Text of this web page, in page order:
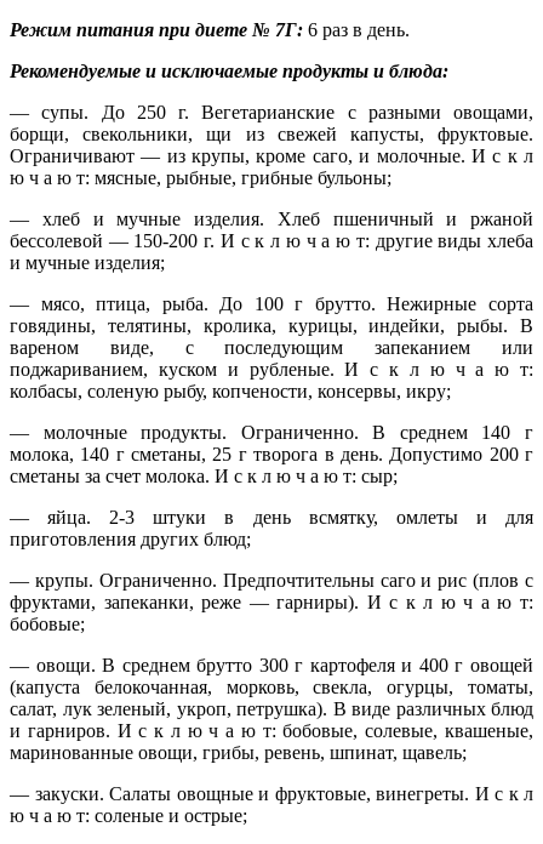
Режим питания при диете № 7Г: 6 раз в день.
Рекомендуемые и исключаемые продукты и блюда:
— супы. До 250 г. Вегетарианские с разными овощами,
борщи, свекольники, щи из свежей капусты, фруктовые.
Ограничивают — из крупы, кроме саго, и молочные. И с к л
ю ч а ю т: мясные, рыбные, грибные бульоны;
— хлеб и мучные изделия. Хлеб пшеничный и ржаной
бессолевой — 150-200 г. И с к л ю ч а ю т: другие виды хлеба
и мучные изделия;
— мясо, птица, рыба. До 100 г брутто. Нежирные сорта
говядины, телятины, кролика, курицы, индейки, рыбы. В
вареном виде, с последующим запеканием или
поджариванием, куском и рубленые. И с к л ю ч а ю т:
колбасы, соленую рыбу, копчености, консервы, икру;
— молочные продукты. Ограниченно. В среднем 140 г
молока, 140 г сметаны, 25 г творога в день. Допустимо 200 г
сметаны за счет молока. И с к л ю ч а ю т: сыр;
— яйца. 2-3 штуки в день всмятку, омлеты и для
приготовления других блюд;
— крупы. Ограниченно. Предпочтительны саго и рис (плов с
фруктами, запеканки, реже — гарниры). И с к л ю ч а ю т:
бобовые;
— овощи. В среднем брутто 300 г картофеля и 400 г овощей
(капуста белокочанная, морковь, свекла, огурцы, томаты,
салат, лук зеленый, укроп, петрушка). В виде различных блюд
и гарниров. И с к л ю ч а ю т: бобовые, солевые, квашеные,
маринованные овощи, грибы, ревень, шпинат, щавель;
— закуски. Салаты овощные и фруктовые, винегреты. И с к л
ю ч а ю т: соленые и острые;